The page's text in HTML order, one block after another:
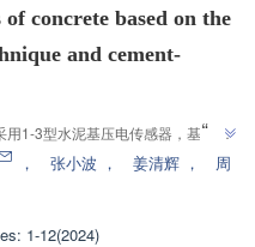
concrete based on the
and cement-
1-3型水泥基压电传感器，基于
施工安全提供解决方案。”
”
， 张小波 ， 姜清辉 ，
周
1-12(2024)